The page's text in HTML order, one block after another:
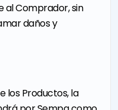
al Comprador, sin
daños y
los Productos, la